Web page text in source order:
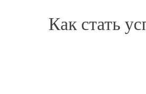
Как стать